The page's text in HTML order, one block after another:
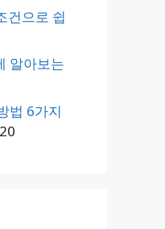
건으로 쉽
알아보는
법 6가지